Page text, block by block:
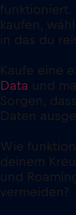
funktioniert.
kaufen,
in das du
Kaufe eine
Data und
Sorgen,
Daten
Wie
deinem
und
vermeiden?